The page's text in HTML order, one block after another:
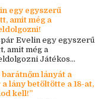
egy egyszerű
amit még a
Evelin egy egyszerű
amit még a
Játékos...
lányát a
lány betöltötte a 18-at,
kell!”